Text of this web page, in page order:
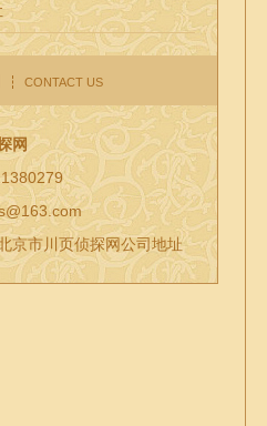
CONTACT US
网
京市川页侦探网公司地址